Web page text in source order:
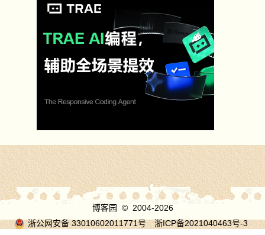
博客园
© 2004-2026
浙公网安备 33010602011771号
浙ICP备2021040463号-3